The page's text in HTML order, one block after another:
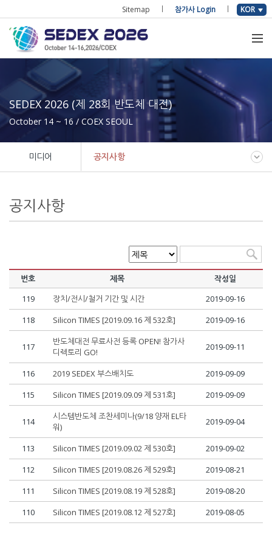
Sitemap 참가사 Login KOR
SEDEX 2026 (제 28회 반도체 대전)
October 14 ~ 16 / COEX SEOUL
미디어 공지사항
공지사항
번호 제목 작성일
119 장치/전시/철거 기간 및 시간
2019-09-16
118
Silicon TIMES [2019.09.16 제 532호] 2019-09-16
117
반도체대전 무료사전 등록 OPEN! 참가사
디렉토리 GO!
2019-09-11
116 2019 SEDEX 부스배치도
2019-09-09
115
Silicon TIMES [2019.09.09 제 531호] 2019-09-09
114
시스템반도체 조찬세미나(9/18 양재 EL타
워)
2019-09-04
113 Silicon TIMES [2019.09.02 제 530호]
2019-09-02
112
Silicon TIMES [2019.08.26 제 529호]
2019-08-21
111
Silicon TIMES [2019.08.19 제 528호]
2019-08-20
110
Silicon TIMES [2019.08.12 제 527호] 2019-08-05